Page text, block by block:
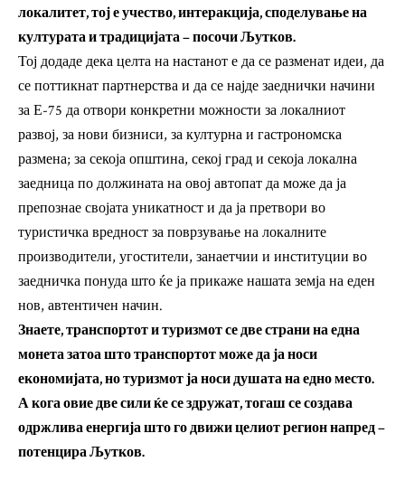
локалитет, тој е учество, интеракција, споделување на
културата и традицијата – посочи Љутков.
Тој додаде дека целта на настанот е да се разменат идеи, да
се поттикнат партнерства и да се најде заеднички начини
за Е-75 да отвори конкретни можности за локалниот
развој, за нови бизниси, за културна и гастрономска
размена; за секоја општина, секој град и секоја локална
заедница по должината на овој автопат да може да ја
препознае својата уникатност и да ја претвори во
туристичка вредност за поврзување на локалните
производители, угостители, занаетчии и институции во
заедничка понуда што ќе ја прикаже нашата земја на еден
нов, автентичен начин.
Знаете, транспортот и туризмот се две страни на една
монета затоа што транспортот може да ја носи
економијата, но туризмот ја носи душата на едно место.
А кога овие две сили ќе се здружат, тогаш се создава
одржлива енергија што го движи целиот регион напред –
потенцира Љутков.